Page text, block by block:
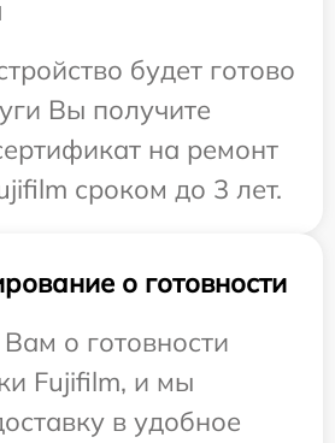
будет готово
Вы получите
на ремонт
сроком до 3 лет.
о готовности
о готовности
Fujifilm, и мы
в удобное